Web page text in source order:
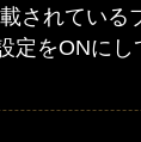
されている
定をONにし